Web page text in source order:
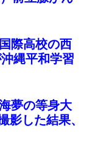
際高校の西
縄平和学習
夢の等身大
影した結果、